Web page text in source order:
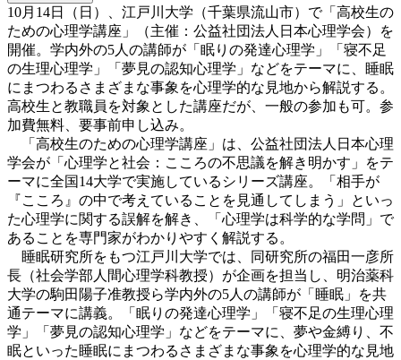
10月14日（日）、江戸川大学（千葉県流山市）で「高校生の
ための心理学講座」（主催：公益社団法人日本心理学会）を
開催。学内外の5人の講師が「眠りの発達心理学」「寝不足
の生理心理学」「夢見の認知心理学」などをテーマに、睡眠
にまつわるさまざまな事象を心理学的な見地から解説する。
高校生と教職員を対象とした講座だが、一般の参加も可。参
加費無料、要事前申し込み。
「高校生のための心理学講座」は、公益社団法人日本心理
学会が「心理学と社会：こころの不思議を解き明かす」をテ
ーマに全国14大学で実施しているシリーズ講座。「相手が
『こころ』の中で考えていることを見通してしまう」といっ
た心理学に関する誤解を解き、「心理学は科学的な学問」で
あることを専門家がわかりやすく解説する。
睡眠研究所をもつ江戸川大学では、同研究所の福田一彦所
長（社会学部人間心理学科教授）が企画を担当し、明治薬科
大学の駒田陽子准教授ら学内外の5人の講師が「睡眠」を共
通テーマに講義。「眠りの発達心理学」「寝不足の生理心理
学」「夢見の認知心理学」などをテーマに、夢や金縛り、不
眠といった睡眠にまつわるさまざまな事象を心理学的な見地